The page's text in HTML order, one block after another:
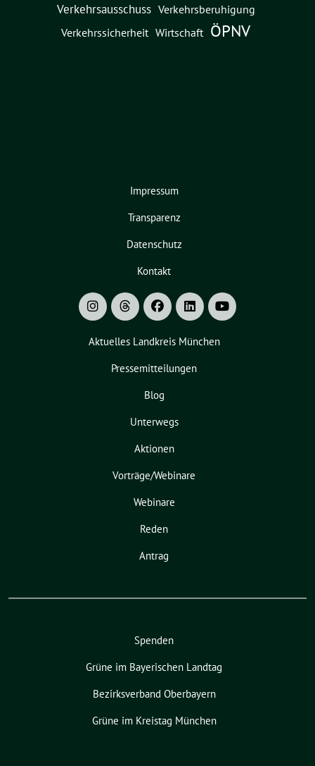
Verkehrsausschuss Verkehrsberuhigung
Verkehrssicherheit Wirtschaft ÖPNV
Impressum
Transparenz
Datenschutz
Kontakt
Aktuelles Landkreis München
Pressemitteilungen
Blog
Unterwegs
Aktionen
Vorträge/Webinare
Webinare
Reden
Antrag
Spenden
Grüne im Bayerischen Landtag
Bezirksverband Oberbayern
Grüne im Kreistag München